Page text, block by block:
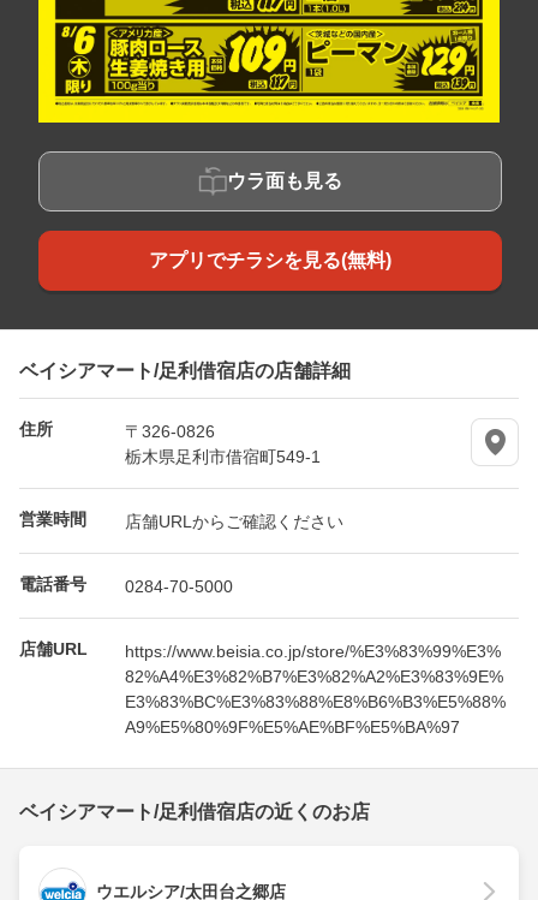
ウラ面も見る
アプリでチラシを見る(無料)
ベイシアマート/足利借宿店の店舗詳細
住所
〒326-0826
栃木県足利市借宿町549-1
営業時間 店舗URLからご確認ください
電話番号 0284-70-5000
店舗URL
https://www.beisia.co.jp/store/%E3%83%99%E3%
82%A4%E3%82%B7%E3%82%A2%E3%83%9E%
E3%83%BC%E3%83%88%E8%B6%B3%E5%88%
A9%E5%80%9F%E5%AE%BF%E5%BA%97
ベイシアマート/足利借宿店の近くのお店
ウエルシア/太田台之郷店